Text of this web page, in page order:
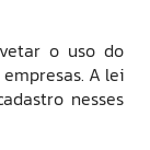
o uso do
A lei
nesses